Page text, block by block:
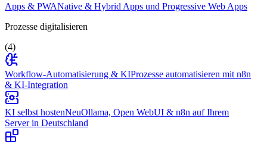
Apps & PWANative & Hybrid Apps und Progressive Web Apps
Prozesse digitalisieren
(4)
Workflow-Automatisierung & KIProzesse automatisieren mit n8n
& KI-Integration
KI selbst hostenNeuOllama, Open WebUI & n8n auf Ihrem
Server in Deutschland